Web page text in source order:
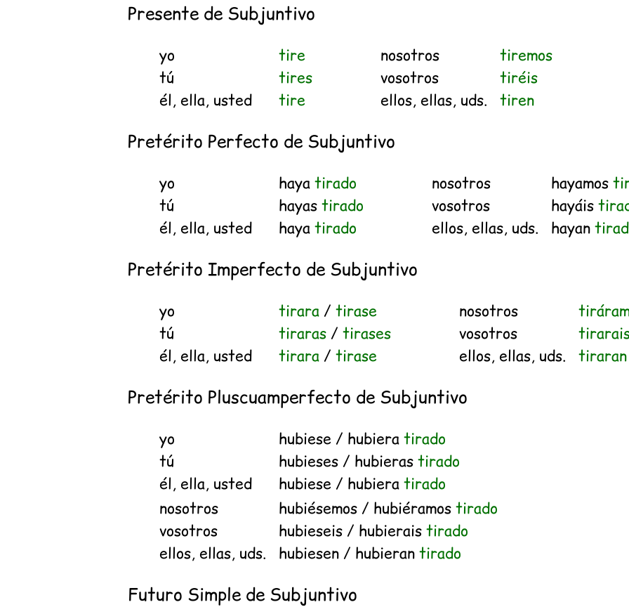
Presente de Subjuntivo
yo
tire
tú
tires
él, ella, usted
tire
nosotros
tiremos
vosotros
tiréis
ellos, ellas, uds.
tiren
Pretérito Perfecto de Subjuntivo
yo hayatirado
tú
hayastirado
él, ella, usted
hayatirado
nosotros hayamos
vosotros
hayáis
ellos, ellas, uds.
hayan
Pretérito Imperfecto de Subjuntivo
yo tirara /tirase
tú
tiraras /tirases
él, ella, usted
tirara /tirase
nosotros
vosotros
ellos, ellas, uds.
tiraran
Pretérito Pluscuamperfecto de Subjuntivo
yo hubiese / hubieratirado
tú
hubieses / hubierastirado
él, ella, usted
hubiese / hubieratirado
nosotros
hubiésemos / hubiéramostirado
vosotros
hubieseis / hubieraistirado
ellos, ellas, uds.
hubiesen / hubierantirado
Futuro Simple de Subjuntivo